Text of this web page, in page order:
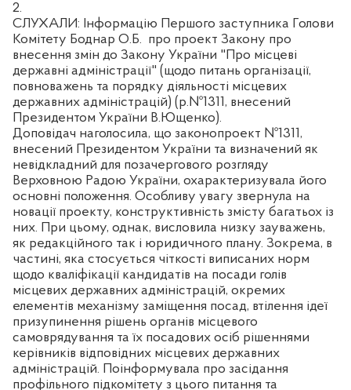
2.
СЛУХАЛИ: Інформацію Першого заступника Голови
Комітету Боднар О.Б. про проект Закону про
внесення змін до Закону України "Про місцеві
державні адміністрації" (щодо питань організації,
повноважень та порядку діяльності місцевих
державних адміністрацій) (р.№1311, внесений
Президентом України В.Ющенко).
Доповідач наголосила, що законопроект №1311,
внесений Президентом України та визначений як
невідкладний для позачергового розгляду
Верховною Радою України, охарактеризувала його
основні положення. Особливу увагу звернула на
новації проекту, конструктивність змісту багатьох із
них. При цьому, однак, висловила низку зауважень,
як редакційного так і юридичного плану. Зокрема, в
частині, яка стосується чіткості виписаних норм
щодо кваліфікації кандидатів на посади голів
місцевих державних адміністрацій, окремих
елементів механізму заміщення посад, втілення ідеї
призупинення рішень органів місцевого
самоврядування та їх посадових осіб рішеннями
керівників відповідних місцевих державних
адміністрацій. Поінформувала про засідання
профільного підкомітету з цього питання та